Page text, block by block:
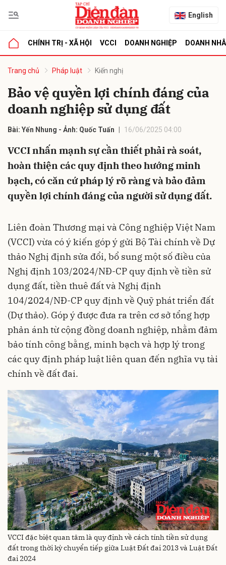
English
CHÍNH TRỊ - XÃ HỘI VCCI DOANH NGHIỆP DOANH
Trang chủ Pháp luật Kiến nghị
Bảo vệ quyền lợi chính đáng của
doanh nghiệp sử dụng đất
Bài: Yến Nhung - Ảnh: Quốc Tuấn 16/06/2025 04:00
VCCI nhấn mạnh sự cần thiết phải rà soát,
hoàn thiện các quy định theo hướng minh
bạch, có căn cứ pháp lý rõ ràng và bảo đảm
quyền lợi chính đáng của người sử dụng đất.
Liên đoàn Thương mại và Công nghiệp Việt Nam
(VCCI) vừa có ý kiến góp ý gửi Bộ Tài chính về Dự
thảo Nghị định sửa đổi, bổ sung một số điều của
Nghị định 103/2024/NĐ-CP quy định về tiền sử
dụng đất, tiền thuê đất và Nghị định
104/2024/NĐ-CP quy định về Quỹ phát triển đất
(Dự thảo). Góp ý được đưa ra trên cơ sở tổng hợp
phản ánh từ cộng đồng doanh nghiệp, nhằm đảm
bảo tính công bằng, minh bạch và hợp lý trong
các quy định pháp luật liên quan đến nghĩa vụ tài
chính về đất đai.
VCCI đặc biệt quan tâm là quy định về cách tính tiền sử dụng
đất trong thời kỳ chuyển tiếp giữa Luật Đất đai 2013 và Luật Đất
đai 2024
luận
Hủy